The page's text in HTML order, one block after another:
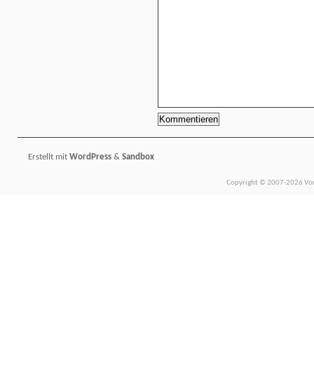
Erstellt mit WordPress & Sandbox
Copyright © 2007-2026